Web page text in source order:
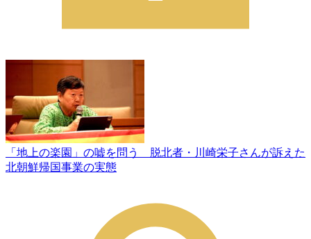
「地上の楽園」の嘘を問う 脱北者・川崎栄子さんが訴えた
北朝鮮帰国事業の実態